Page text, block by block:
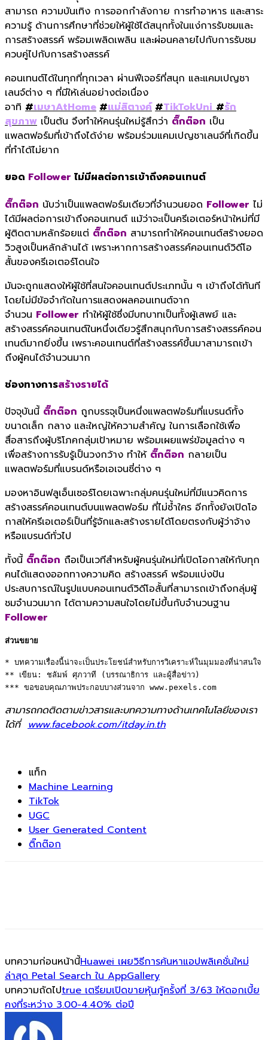
สามารถ ความบันเทิง การออกกำลังกาย การทำอาหาร และสาระ
ความรู้ ด้านการศึกษาที่ช่วยให้ผู้ใช้ได้สนุกทั้งในแง่การรับชมและ
การสร้างสรรค์ พร้อมเพลิดเพลิน และผ่อนคลายไปกับการรับชม
ควบคู่ไปกับการสร้างสรรค์
คอนเทนต์ได้ในทุกที่ทุกเวลา ผ่านฟีเจอร์ที่สนุก และแคมเปญชา
เลนจ์ต่าง ๆ ที่มีให้เล่นอย่างต่อเนื่อง
อาทิ #เมษาAtHome #แม่สิตางค์ #TikTokUni #รัก
สุขภาพ เป็นต้น จึงทำให้คนรุ่นใหม่รู้สึกว่า ติ๊กต๊อก เป็น
แพลตฟอร์มที่เข้าถึงได้ง่าย พร้อมร่วมแคมเปญชาเลนจ์ที่เกิดขึ้น
ที่ทำได้ไม่ยาก
ยอด Follower ไม่มีผลต่อการเข้าถึงคอนเทนต์
ติ๊กต๊อก นับว่าเป็นแพลตฟอร์มเดียวที่จำนวนยอด Follower ไม่
ได้มีผลต่อการเข้าถึงคอนเทนต์ แม้ว่าจะเป็นครีเอเตอร์หน้าใหม่ที่มี
ผู้ติดตามหลักร้อยแต่ ติ๊กต๊อก สามารถทำให้คอนเทนต์สร้างยอด
วิวสูงเป็นหลักล้านได้ เพราะหากการสร้างสรรค์คอนเทนต์วิดีโอ
สั้นของครีเอเตอร์โดนใจ
มันจะถูกแสดงให้ผู้ใช้ที่สนใจคอนเทนต์ประเภทนั้น ๆ เข้าถึงได้ทันที
โดยไม่มีข้อจำกัดในการแสดงผลคอนเทนต์จาก
จำนวน Follower ทำให้ผู้ใช้ซึ่งมีบทบาทเป็นทั้งผู้เสพย์ และ
สร้างสรรค์คอนเทนต์ในหนึ่งเดียวรู้สึกสนุกกับการสร้างสรรค์คอน
เทนต์มากยิ่งขึ้น เพราะคอนเทนต์ที่สร้างสรรค์ขึ้นมาสามารถเข้า
ถึงผู้คนได้จำนวนมาก
ช่องทางการสร้างรายได้
ปัจจุบันนี้ ติ๊กต๊อก ถูกบรรจุเป็นหนึ่งแพลตฟอร์มที่แบรนด์ทั้ง
ขนาดเล็ก กลาง และใหญ่ให้ความสำคัญ ในการเลือกใช้เพื่อ
สื่อสารถึงผู้บริโภคกลุ่มเป้าหมาย พร้อมเผยแพร่ข้อมูลต่าง ๆ
เพื่อสร้างการรับรู้เป็นวงกว้าง ทำให้ ติ๊กต๊อก กลายเป็น
แพลตฟอร์มที่แบรนด์หรือเอเจนซี่ต่าง ๆ
มองหาอินฟลูเอ็นเซอร์โดยเฉพาะกลุ่มคนรุ่นใหม่ที่มีแนวคิดการ
สร้างสรรค์คอนเทนต์บนแพลตฟอร์ม ที่ไม่ซ้ำใคร อีกทั้งยังเปิดโอ
กาสให้ครีเอเตอร์เป็นที่รู้จักและสร้างรายได้โดยตรงกับผู้ว่าจ้าง
หรือแบรนด์ทั่วไป
ทั้งนี้ ติ๊กต๊อก ถือเป็นเวทีสำหรับผู้คนรุ่นใหม่ที่เปิดโอกาสให้กับทุก
คนได้แสดงออกทางความคิด สร้างสรรค์ พร้อมแบ่งปัน
ประสบการณ์ในรูปแบบคอนเทนต์วิดีโอสั้นที่สามารถเข้าถึงกลุ่มผู้
ชมจำนวนมาก ได้ตามความสนใจโดยไม่ขึ้นกับจำนวนฐาน
Follower
ส่วนขยาย
* บทความเรื่องนี้น่าจะเป็นประโยชน์สำหรับการวิเคราะห์ในมุมมองที่น่าสนใจ
** เขียน: ชลัมพ์ ศุภวาที (บรรณาธิการ และผู้สื่อข่าว)
*** ขอขอบคุณภาพประกอบบางส่วนจาก www.pexels.com
สามารถกดติดตามข่าวสารและบทความทางด้านเทคโนโลยีของเรา
ได้ที่ www.facebook.com/itday.in.th
แท็ก
Machine Learning
TikTok
UGC
User Generated Content
ติ๊กต๊อก
บทความก่อนหน้านี้Huawei เผยวิธีการค้นหาแอปพลิเคชั่นใหม่
ล่าสุด Petal Search ใน AppGallery
บทความถัดไปtrue เตรียมเปิดขายหุ้นกู้ครั้งที่ 3/63 ให้ดอกเบี้ย
คงที่ระหว่าง 3.00-4.40% ต่อปี